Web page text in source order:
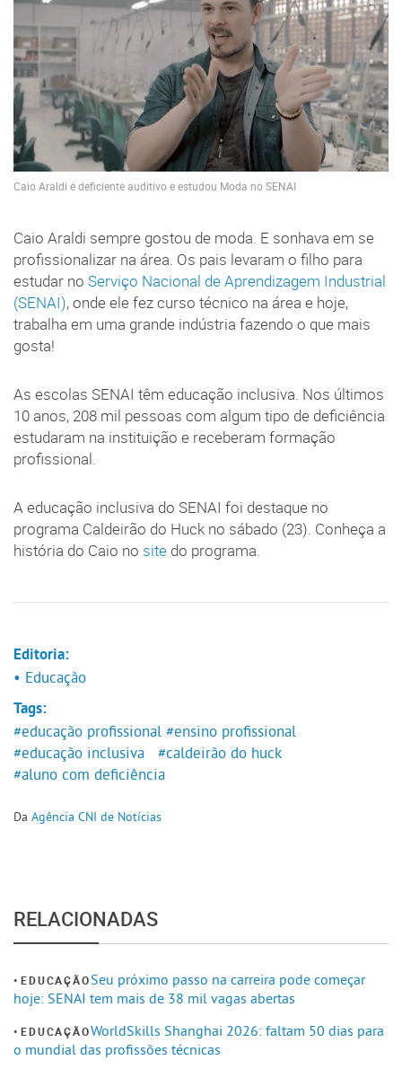
Caio Araldi é deficiente auditivo e estudou Moda no SENAI
Caio Araldi sempre gostou de moda. E sonhava em se
profissionalizar na área. Os pais levaram o filho para
estudar no Serviço Nacional de Aprendizagem Industrial
(SENAI), onde ele fez curso técnico na área e hoje,
trabalha em uma grande indústria fazendo o que mais
gosta!
As escolas SENAI têm educação inclusiva. Nos últimos
10 anos, 208 mil pessoas com algum tipo de deficiência
estudaram na instituição e receberam formação
profissional.
A educação inclusiva do SENAI foi destaque no
programa Caldeirão do Huck no sábado (23). Conheça a
história do Caio no site do programa.
Editoria:
• Educação
Tags:
#educação profissional #ensino profissional
#educação inclusiva
#caldeirão do huck
#aluno com deficiência
Da Agência CNI de Notícias
RELACIONADAS
EDUCAÇÃOSeu próximo passo na carreira pode começar
hoje: SENAI tem mais de 38 mil vagas abertas
EDUCAÇÃOWorldSkills Shanghai 2026: faltam 50 dias para
o mundial das profissões técnicas